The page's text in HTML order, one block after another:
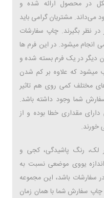
در محصول ارائه شده و
می‌داند. مشتریان گرامی باید
نظر بگیرند. چاپ سفارشات
انجام میشود. در این فرم ها
دیگر در یک فرم بسته شده و
که علاوه بر کم شدن
مختلف کمی روی هم تاثیر
شما وجود داشته باشد.
مقداری خطا بوده و از
خورند.
لک، رنگ پاشیدگی، کجی و
یووی موضعی نسبت به
سفارشات باشد، این مجموعه
سفارش شما با همان زمان